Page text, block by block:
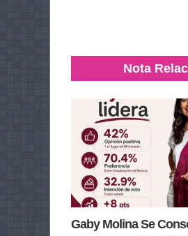
Nota
Gaby Molina Se